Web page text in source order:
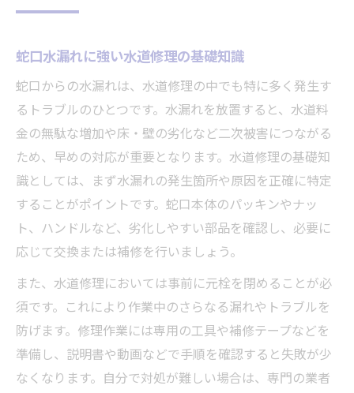
蛇口水漏れに強い水道修理の基礎知識
蛇口からの水漏れは、水道修理の中でも特に多く発生す
るトラブルのひとつです。水漏れを放置すると、水道料
金の無駄な増加や床・壁の劣化など二次被害につながる
ため、早めの対応が重要となります。水道修理の基礎知
識としては、まず水漏れの発生箇所や原因を正確に特定
することがポイントです。蛇口本体のパッキンやナッ
ト、ハンドルなど、劣化しやすい部品を確認し、必要に
応じて交換または補修を行いましょう。
また、水道修理においては事前に元栓を閉めることが必
須です。これにより作業中のさらなる漏れやトラブルを
防げます。修理作業には専用の工具や補修テープなどを
準備し、説明書や動画などで手順を確認すると失敗が少
なくなります。自分で対処が難しい場合は、専門の業者